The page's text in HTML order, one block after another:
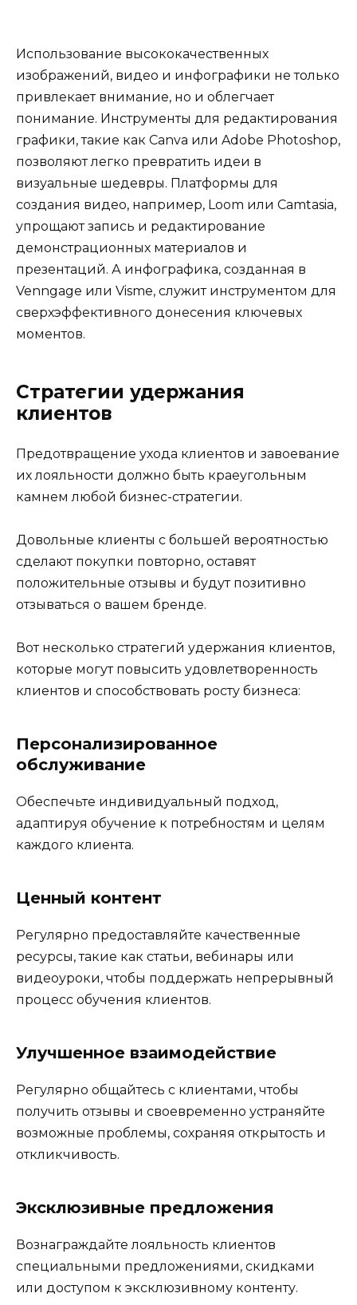
Использование высококачественных
изображений, видео и инфографики не только
привлекает внимание, но и облегчает
понимание. Инструменты для редактирования
графики, такие как Canva или Adobe Photoshop,
позволяют легко превратить идеи в
визуальные шедевры. Платформы для
создания видео, например, Loom или Camtasia,
упрощают запись и редактирование
демонстрационных материалов и
презентаций. А инфографика, созданная в
Venngage или Visme, служит инструментом для
сверхэффективного донесения ключевых
моментов.
Стратегии удержания
клиентов
Предотвращение ухода клиентов и завоевание
их лояльности должно быть краеугольным
камнем любой бизнес-стратегии.
Довольные клиенты с большей вероятностью
сделают покупки повторно, оставят
положительные отзывы и будут позитивно
отзываться о вашем бренде.
Вот несколько стратегий удержания клиентов,
которые могут повысить удовлетворенность
клиентов и способствовать росту бизнеса:
Персонализированное
обслуживание
Обеспечьте индивидуальный подход,
адаптируя обучение к потребностям и целям
каждого клиента.
Ценный контент
Регулярно предоставляйте качественные
ресурсы, такие как статьи, вебинары или
видеоуроки, чтобы поддержать непрерывный
процесс обучения клиентов.
Улучшенное взаимодействие
Регулярно общайтесь с клиентами, чтобы
получить отзывы и своевременно устраняйте
возможные проблемы, сохраняя открытость и
откликчивость.
Эксклюзивные предложения
Вознаграждайте лояльность клиентов
специальными предложениями, скидками
или доступом к эксклюзивному контенту.